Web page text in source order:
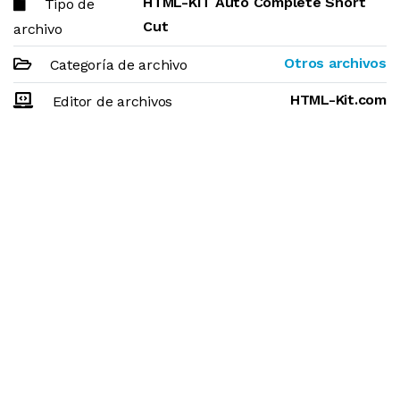
Tipo de
archivo
Cut
Categoría de archivo Otros archivos
Editor de archivos HTML-Kit.com